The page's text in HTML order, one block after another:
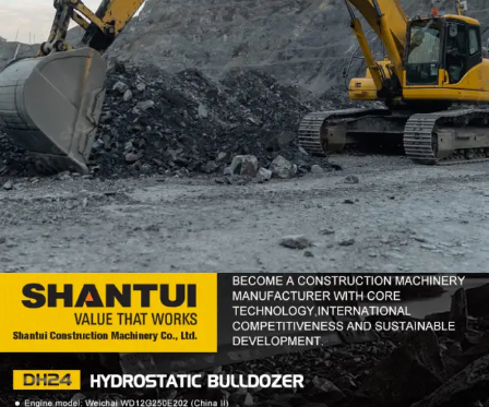
KOMATSU PC400LCSE-8
Find Out More